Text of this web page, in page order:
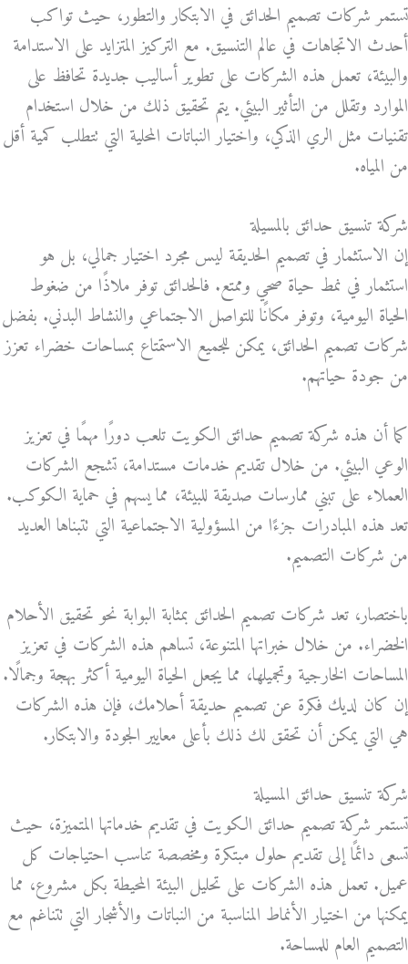
تستمر شركات تصميم الحدائق في الابتكار والتطور، حيث تواكب
أحدث الاتجاهات في عالم التنسيق. مع التركيز المتزايد على الاستدامة
والبيئة، تعمل هذه الشركات على تطوير أساليب جديدة تحافظ على
الموارد وتقلل من التأثير البيئي. يتم تحقيق ذلك من خلال استخدام
تقنيات مثل الري الذكي، واختيار النباتات المحلية التي تتطلب كمية أقل
من المياه.
شركة تنسيق حدائق بالمسيلة
إن الاستثمار في تصميم الحديقة ليس مجرد اختيار جمالي، بل هو
استثمار في نمط حياة صحي وممتع. فالحدائق توفر ملاذًا من ضغوط
الحياة اليومية، وتوفر مكانًا للتواصل الاجتماعي والنشاط البدني. بفضل
شركات تصميم الحدائق، يمكن للجميع الاستمتاع بمساحات خضراء تعزز
من جودة حياتهم.
كما أن هذه شركة تصميم حدائق الكويت تلعب دورًا مهمًا في تعزيز
الوعي البيئي. من خلال تقديم خدمات مستدامة، تشجع الشركات
العملاء على تبني ممارسات صديقة للبيئة، مما يسهم في حماية الكوكب.
تعد هذه المبادرات جزءًا من المسؤولية الاجتماعية التي تتبناها العديد
من شركات التصميم.
باختصار، تعد شركات تصميم الحدائق بمثابة البوابة نحو تحقيق الأحلام
الخضراء. من خلال خبراتها المتنوعة، تساهم هذه الشركات في تعزيز
المساحات الخارجية وتجميلها، مما يجعل الحياة اليومية أكثر بهجة وجمالًا.
إن كان لديك فكرة عن تصميم حديقة أحلامك، فإن هذه الشركات
هي التي يمكن أن تحقق لك ذلك بأعلى معايير الجودة والابتكار.
شركة تنسيق حدائق المسيلة
تستمر شركة تصميم حدائق الكويت في تقديم خدماتها المتميزة، حيث
تسعى دائمًا إلى تقديم حلول مبتكرة ومخصصة تناسب احتياجات كل
عميل. تعمل هذه الشركات على تحليل البيئة المحيطة بكل مشروع، مما
يمكنها من اختيار الأنماط المناسبة من النباتات والأشجار التي تتناغم مع
التصميم العام للمساحة.